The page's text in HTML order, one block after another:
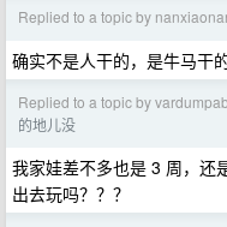
Replied to a topic by
确实不是人干的，是牛马干
Replied to a topic by
的地儿没
我家娃差不多也是 3 周，还
出去玩吗？？？